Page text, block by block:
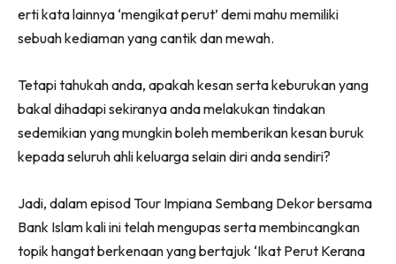
Makeover Ruang Selebriti
Destinasi
Kafe
Hartanah
High Rise
Landed
Beli Di Mana
erti kata lainnya ‘mengikat perut’ demi mahu memiliki
sebuah kediaman yang cantik dan mewah.
Tetapi tahukah anda, apakah kesan serta keburukan yang
bakal dihadapi sekiranya anda melakukan tindakan
sedemikian yang mungkin boleh memberikan kesan buruk
kepada seluruh ahli keluarga selain diri anda sendiri?
Jadi, dalam episod Tour Impiana Sembang Dekor bersama
Bank Islam kali ini telah mengupas serta membincangkan
topik hangat berkenaan yang bertajuk ‘Ikat Perut Kerana